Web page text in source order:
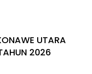
UTARA
2026